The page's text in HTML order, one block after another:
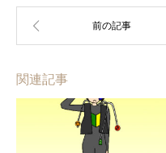
関連記事